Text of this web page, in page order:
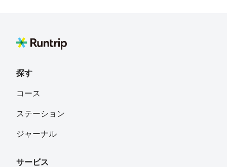
探す
コース
ステーション
ジャーナル
サービス